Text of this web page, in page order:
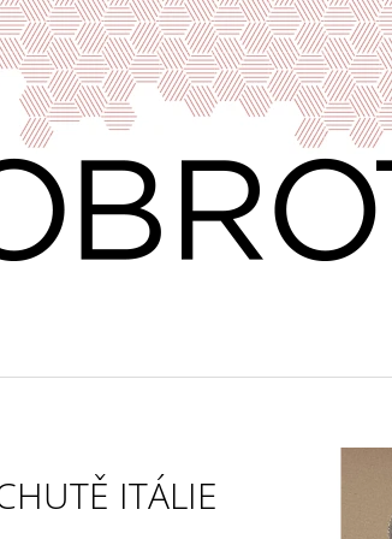
ITÁLIE
CO POTŘEBUJETE NAJÍT?
HLEDAT